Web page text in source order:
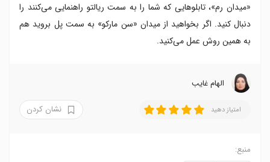
«میدان رم»، تابلو‌هایی که شما را به سمت ریالتو راهنمایی می‌کنند را
دنبال کنید. اگر بخواهید از میدان «سن مارکو» به سمت پل بروید هم
به همین روش عمل می‌کنید.
الهام غایب
امتیاز دهید نشان کردن
منبع: